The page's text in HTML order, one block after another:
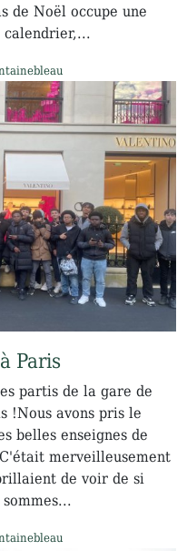
de Noël occupe une
Paris
partis de la gare de
!Nous avons pris le
belles enseignes de
merveilleusement
de voir de si